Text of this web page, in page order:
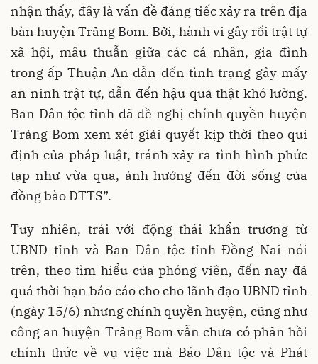
nhận thấy, đây là vấn đề đáng tiếc xảy ra trên địa
bàn huyện Trảng Bom. Bởi, hành vi gây rối trật tự
xã hội, mâu thuẫn giữa các cá nhân, gia đình
trong ấp Thuận An dẫn đến tình trạng gây mấy
an ninh trật tự, dẫn đến hậu quả thật khó lường.
Ban Dân tộc tỉnh đã đề nghị chính quyền huyện
Trảng Bom xem xét giải quyết kịp thời theo qui
định của pháp luật, tránh xảy ra tình hình phức
tạp như vừa qua, ảnh hưởng đến đời sống của
đồng bào DTTS”.
Tuy nhiên, trái với động thái khẩn trương từ
UBND tỉnh và Ban Dân tộc tỉnh Đồng Nai nói
trên, theo tìm hiểu của phóng viên, đến nay đã
quá thời hạn báo cáo cho cho lãnh đạo UBND tỉnh
(ngày 15/6) nhưng chính quyền huyện, cũng như
công an huyện Trảng Bom vẫn chưa có phản hồi
chính thức về vụ việc mà Báo Dân tộc và Phát